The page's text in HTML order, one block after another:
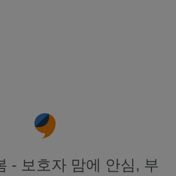
- 보호자 맘에 안심, 부